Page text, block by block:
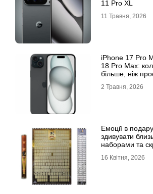
11 Pro XL
11 Травня, 2026
iРhone 17 Рro
18 Рro Мax:
більше, ніж
2 Травня, 2026
Емоції в
здивувати
наборами та
16 Квітня, 2026